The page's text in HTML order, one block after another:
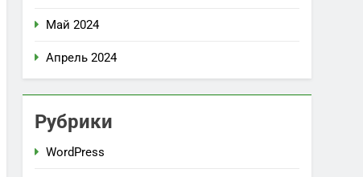
Май 2024
Апрель 2024
Рубрики
WordPress